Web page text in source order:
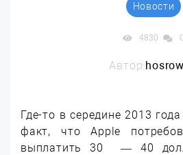
Новости
4830 0
Автор:
Где-то в середине 2013
факт, что Apple
выплатить 30 — 40